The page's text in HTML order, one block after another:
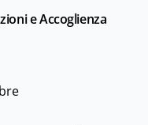
e Accoglienza